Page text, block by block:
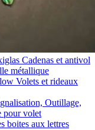
Cadenas et antivol
métallique
Volets et rideaux
Outillage,
pour volet
boites aux lettres